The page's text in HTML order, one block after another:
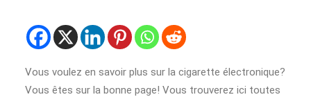
Vous voulez en savoir plus sur la cigarette électronique?
Vous êtes sur la bonne page! Vous trouverez ici toutes